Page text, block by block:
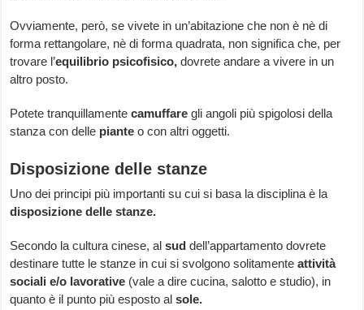
Ovviamente, però, se vivete in un’abitazione che non è nè di
forma rettangolare, nè di forma quadrata, non significa che, per
trovare l’equilibrio psicofisico, dovrete andare a vivere in un
altro posto.
Potete tranquillamentecamuffare gli angoli più spigolosi della
stanza con delle piante o con altri oggetti.
Disposizione delle stanze
Uno dei principi più importanti su cui si basa la disciplina è la
disposizione delle stanze.
Secondo la cultura cinese, alsud dell’appartamento dovrete
destinare tutte le stanze in cui si svolgono solitamenteattività
sociali e/o lavorative (vale a dire cucina, salotto e studio), in
quanto è il punto più esposto alsole.